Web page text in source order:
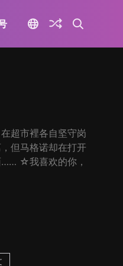
超市裡各自坚守岗
但马格诺却在打开
…… ☆我喜欢的你，